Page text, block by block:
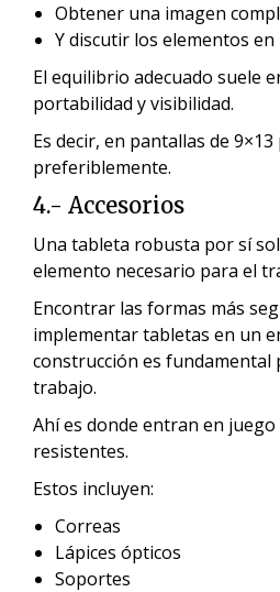
Obtener una imagen
Y discutir los elementos
El equilibrio adecuado suele
portabilidad y visibilidad.
Es decir, en pantallas de
preferiblemente.
4.- Accesorios
Una tableta robusta por sí
elemento necesario para el
Encontrar las formas más
implementar tabletas en un
construcción es fundamental
trabajo.
Ahí es donde entran en juego
resistentes.
Estos incluyen:
Correas
Lápices ópticos
Soportes